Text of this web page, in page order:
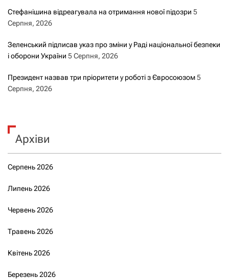
Стефанішина відреагувала на отримання нової підозри 5
Серпня, 2026
Зеленський підписав указ про зміни у Раді національної безпеки
і оборони України 5 Серпня, 2026
Президент назвав три пріоритети у роботі з Євросоюзом5
Серпня, 2026
Архіви
Серпень 2026
Липень 2026
Червень 2026
Травень 2026
Квітень 2026
Березень 2026